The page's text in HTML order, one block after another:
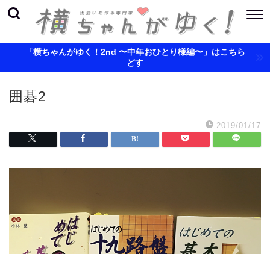
「横ちゃんがゆく！2nd 〜中年おひとり様編〜」はこちら
どす
囲碁2
2019/01/17